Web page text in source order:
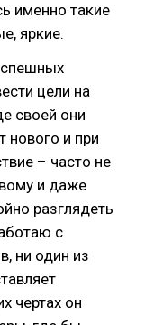
именно такие
яркие.
цели на
своей они
нового и при
– часто не
и даже
разглядеть
с
ни один из
чертах он